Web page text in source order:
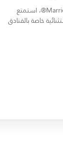
بصفتك عضوًا في برنامج Marriott Bonvoy®، استمتع
خاصة بالفنادق